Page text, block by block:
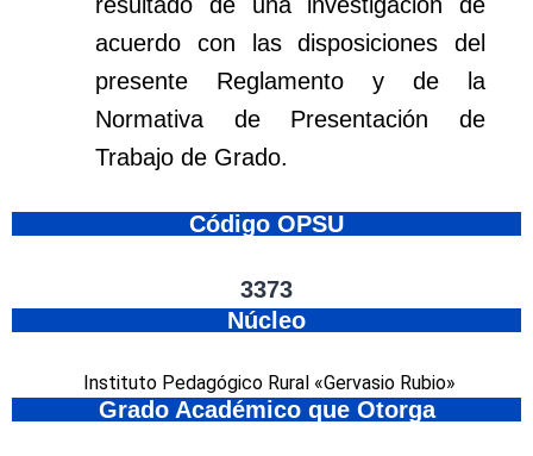
acuerdo con las disposiciones del
presente Reglamento y de la
Normativa de Presentación de
Trabajo de Grado.
Código OPSU
3373
Núcleo
Instituto Pedagógico Rural «Gervasio Rubio»
Grado Académico que Otorga